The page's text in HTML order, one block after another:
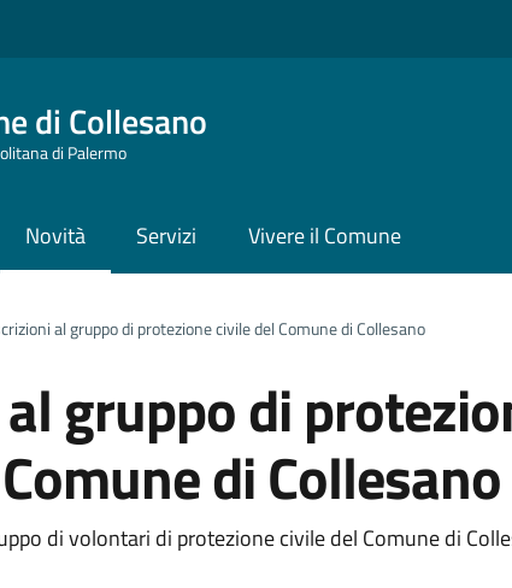
di Collesano
di Palermo
Novità Servizi Vivere il Comune
al gruppo di protezione civile del Comune di Collesano
gruppo di
di Collesano
notizia
di volontari di protezione civile del Comune di